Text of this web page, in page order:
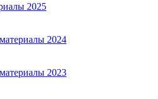
2025
2024
2023